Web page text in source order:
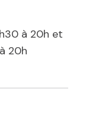
à 20h et
20h